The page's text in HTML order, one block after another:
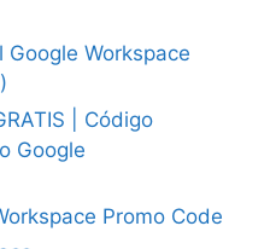
Google Workspace
| Código
Google
Promo Code